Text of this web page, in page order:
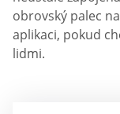
obrovský palec
aplikaci, pokud
lidmi.